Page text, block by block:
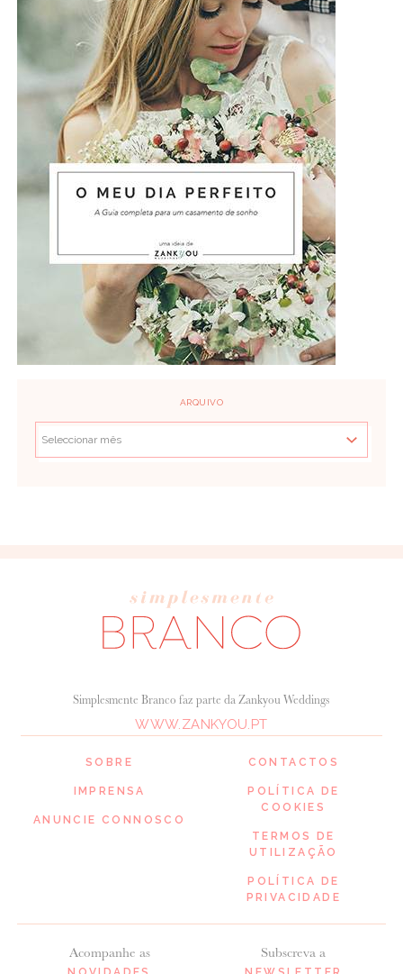
ARQUIVO
SOBRE
IMPRENSA
ANUNCIE CONNOSCO
Acompanhe as
Simplesmente Branco faz parte da Zankyou Weddings
WWW.ZANKYOU.PT
Subscreva a
CONTACTOS
POLÍTICA DE
COOKIES
TERMOS DE
UTILIZAÇÃO
POLÍTICA DE
PRIVACIDADE